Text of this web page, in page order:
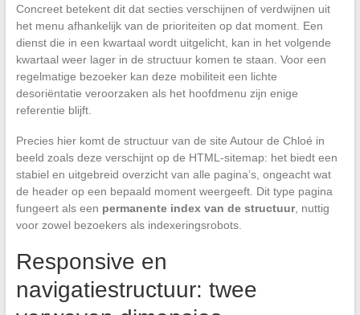
Concreet betekent dit dat secties verschijnen of verdwijnen uit
het menu afhankelijk van de prioriteiten op dat moment. Een
dienst die in een kwartaal wordt uitgelicht, kan in het volgende
kwartaal weer lager in de structuur komen te staan. Voor een
regelmatige bezoeker kan deze mobiliteit een lichte
desoriëntatie veroorzaken als het hoofdmenu zijn enige
referentie blijft.
Precies hier komt de structuur van de site Autour de Chloé in
beeld zoals deze verschijnt op de HTML-sitemap: het biedt een
stabiel en uitgebreid overzicht van alle pagina’s, ongeacht wat
de header op een bepaald moment weergeeft. Dit type pagina
fungeert als een permanente index van de structuur, nuttig
voor zowel bezoekers als indexeringsrobots.
Responsive en
navigatiestructuur: twee